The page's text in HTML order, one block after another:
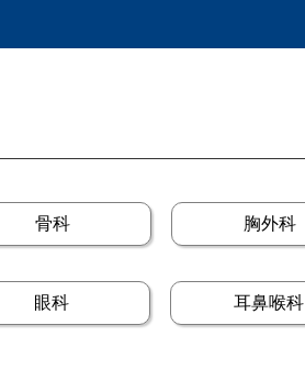
骨科 胸外科
眼科 耳鼻喉科